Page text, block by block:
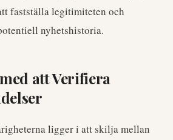
fastställa legitimiteten och
nyhetshistoria.
att Verifiera
ligger i att skilja mellan